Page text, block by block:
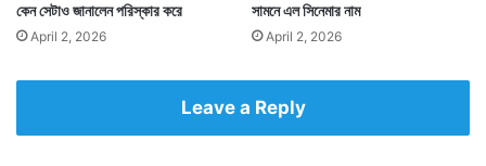
খোলাখুলি স্বীকার করেছেন নিকোলাস। — সংবাদ সংস্থার সাহায্য
নিয়ে লেখা
কেন সেটাও জানালেন পরিস্কার করে
April 2, 2026
সামনে এল সিনেমার নাম
April 2, 2026
Leave a Reply